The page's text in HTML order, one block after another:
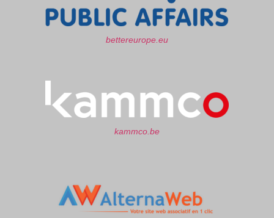
bettereurope.eu
kammco.be